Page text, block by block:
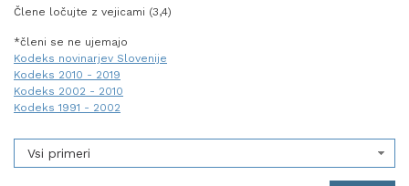
Člene ločujte z vejicami (3,4)
*členi se ne ujemajo
Kodeks novinarjev Slovenije
Kodeks 2010 - 2019
Kodeks 2002 - 2010
Kodeks 1991 - 2002
Vsi primeri